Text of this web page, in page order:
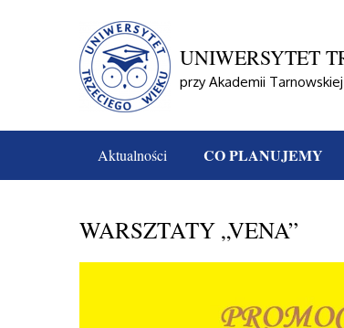
UNIWERSYTET
przy Akademii Tarnowskiej
Aktualności CO PLANUJEMY
Home Aktualności WARSZTATY
WARSZTATY „VENA”